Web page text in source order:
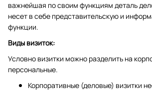
важнейшая по своим функциям деталь
несет в себе представительскую и
функции.
Виды визиток:
Условно визитки можно разделить на
персональные.
Корпоративные (деловые) визитки